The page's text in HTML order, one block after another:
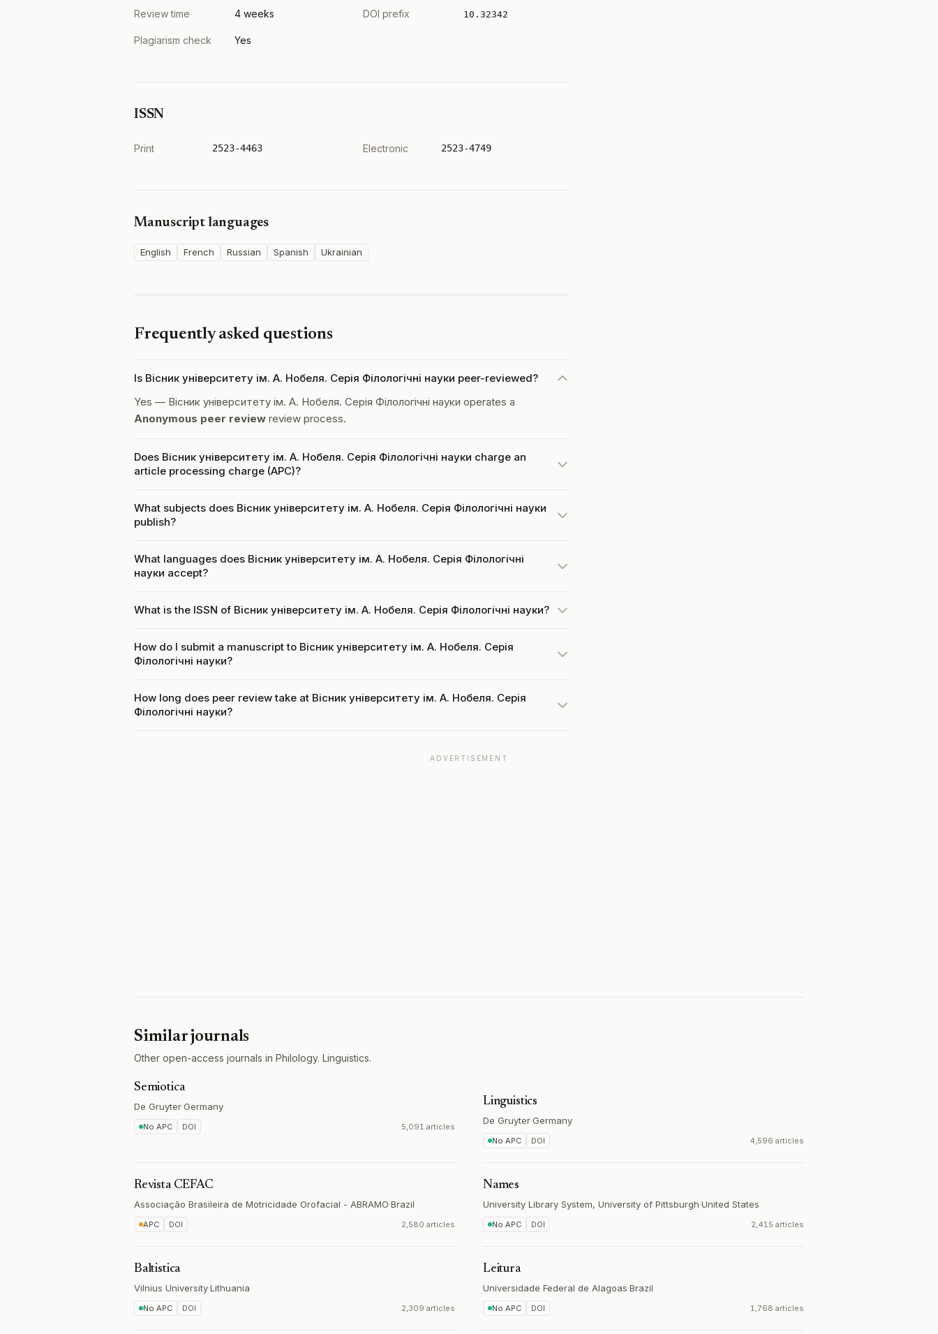
Review time 4 weeks DOI prefix 10.32342
Plagiarism check Yes
ISSN
Print 2523-4463 Electronic 2523-4749
Manuscript languages
English French Russian Spanish Ukrainian
Frequently asked questions
Is Вісник університету ім. А. Нобеля. Серія Філологічні науки peer-reviewed?
Yes — Вісник університету ім. А. Нобеля. Серія Філологічні науки operates a
Anonymous peer review review process.
Does Вісник університету ім. А. Нобеля. Серія Філологічні науки charge an
article processing charge (APC)?
What subjects does Вісник університету ім. А. Нобеля. Серія Філологічні науки
publish?
What languages does Вісник університету ім. А. Нобеля. Серія Філологічні
науки accept?
What is the ISSN of Вісник університету ім. А. Нобеля. Серія Філологічні науки?
How do I submit a manuscript to Вісник університету ім. А. Нобеля. Серія
Філологічні науки?
How long does peer review take at Вісник університету ім. А. Нобеля. Серія
Філологічні науки?
ADVERTISEMENT
Similar journals
Other open-access journals in Philology. Linguistics.
Semiotica
De Gruyter·Germany
No APC DOI 5,091 articles
Linguistics
De Gruyter·Germany
No APC DOI 4,596 articles
Revista CEFAC
Associação Brasileira de Motricidade Orofacial - ABRAMO·Brazil
APC DOI 2,580 articles
Names
University Library System, University of Pittsburgh·United States
No APC DOI 2,415 articles
Baltistica
Vilnius University·Lithuania
No APC DOI 2,309 articles
Leitura
Universidade Federal de Alagoas·Brazil
No APC DOI 1,768 articles